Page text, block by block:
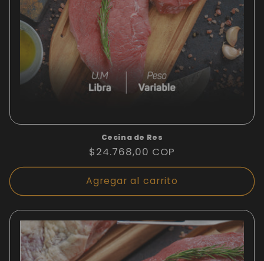
Cecina de Res
Precio
habitual
$24.768,00 COP
Agregar al carrito